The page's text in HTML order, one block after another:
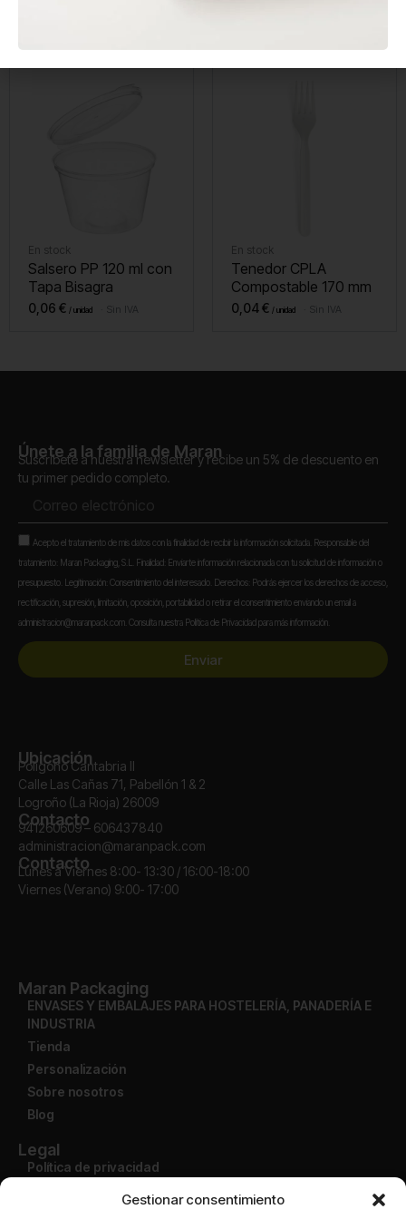
Gestionar consentimiento
En stock
Salsero PP 120 ml con
Tapa Bisagra
0,06 € Sin IVA
En stock
Tenedor CPLA
Compostable 170 mm
0,04€ Sin IVA
Únete a la familia de Maran
Suscríbete a nuestra newsletter y recibe un 5% de descuento en
tu primer pedido completo.
electrónico
Aceptación
Acepto el tratamiento de mis datos con la finalidad de recibir la información solicitada. Responsable del
tratamiento: Maran Packaging, S.L. Finalidad: Enviarte información relacionada con tu solicitud de información o
presupuesto. Legitimación: Consentimiento del interesado. Derechos: Podrás ejercer los derechos de acceso,
rectificación, supresión, limitación, oposición, portabilidad o retirar el consentimiento enviando un email a
administracion@maranpack.com. Consulta nuestra Política de Privacidad para más información.
Enviar
Ubicación
Polígono Cantabria II
Calle Las Cañas 71, Pabellón 1 & 2
Logroño (La Rioja) 26009
Contacto
941260609 – 606437840
administracion@maranpack.com
Contacto
Lunes a Viernes 8:00- 13:30 / 16:00-18:00
Viernes (Verano) 9:00- 17:00
Maran Packaging
ENVASES Y EMBALAJES PARA HOSTELERÍA, PANADERÍA E
INDUSTRIA
Tienda
Personalización
Sobre nosotros
Blog
Legal
Política de privacidad